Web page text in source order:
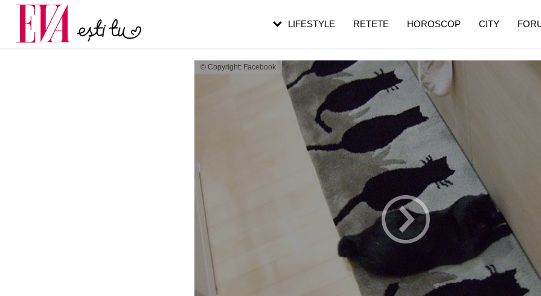
© Copyright: Facebook
LIFESTYLE RETETE HOROSCOP CITY
Carieră
Actualitate
pe măsură ce înaintezi în vârstă